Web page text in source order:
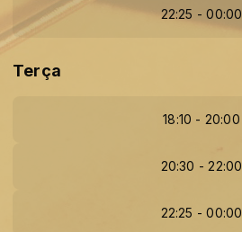
22:25 - 00:00
Terça
18:10 - 20:00
20:30 - 22:00
22:25 - 00:00